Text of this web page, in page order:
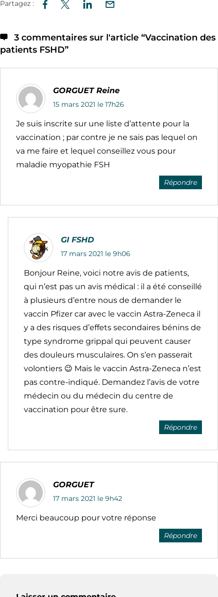
Partagez :
3 commentaires sur l'article “Vaccination des
patients FSHD”
GORGUET Reine
15 mars 2021 le 17h26
Je suis inscrite sur une liste d’attente pour la
vaccination ; par contre je ne sais pas lequel on
va me faire et lequel conseillez vous pour
maladie myopathie FSH
Répondre
GI FSHD
17 mars 2021 le 9h06
Bonjour Reine, voici notre avis de patients,
qui n’est pas un avis médical : il a été conseillé
à plusieurs d’entre nous de demander le
vaccin Pfizer car avec le vaccin Astra-Zeneca il
y a des risques d’effets secondaires bénins de
type syndrome grippal qui peuvent causer
des douleurs musculaires. On s’en passerait
volontiers 😉 Mais le vaccin Astra-Zeneca n’est
pas contre-indiqué. Demandez l’avis de votre
médecin ou du médecin du centre de
vaccination pour être sure.
Répondre
GORGUET
17 mars 2021 le 9h42
Merci beaucoup pour votre réponse
Répondre